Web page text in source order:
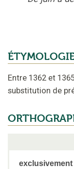
Entre 1362 et
substitution de
exclusivement